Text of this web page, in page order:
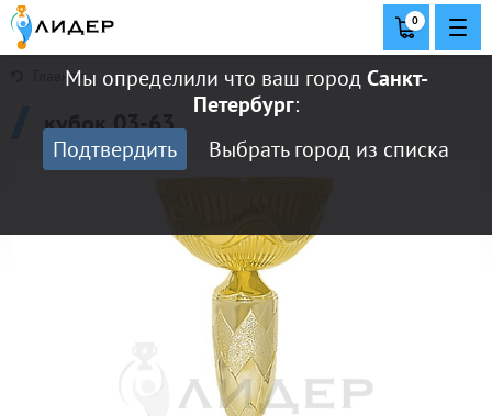
Мы определили что ваш городСанкт-
Петербург:
Подтвердить
Выбрать город из списка
0
Главная
кубок 03-63